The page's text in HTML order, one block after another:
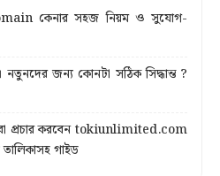
কেনার সহজ নিয়ম ও সুযোগ-
নতুনদের জন্য কোনটা সঠিক সিদ্ধান্ত ?
প্রচার করবেন tokiunlimited.com
গাইড